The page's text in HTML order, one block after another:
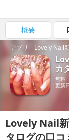
概要
カ
無料
更新
Lovely Nail
タログの口